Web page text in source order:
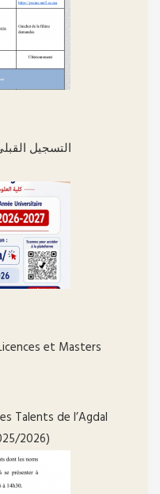
التسجيل
et Masters
Talents de l’Agdal
2026)